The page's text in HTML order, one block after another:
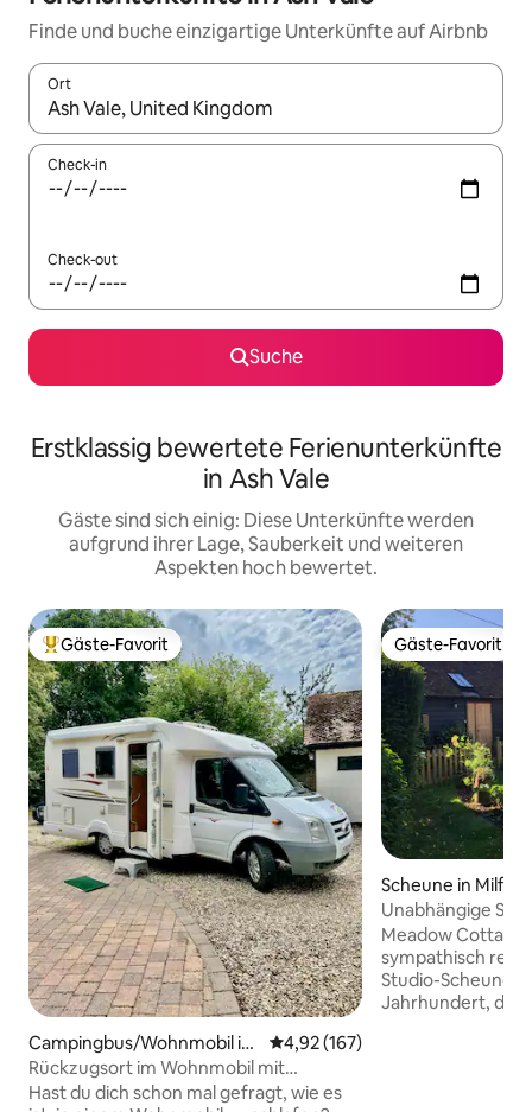
Finde und buche einzigartige Unterkünfte auf Airbnb
Ort
Wenn Ergebnisse verfügbar sind, navigiere mit den
Check-in
Check-out
Suche
Erstklassig bewertete Ferienunterkünfte
in Ash Vale
Gäste sind sich einig: Diese Unterkünfte werden
aufgrund ihrer Lage, Sauberkeit und weiteren
Aspekten hoch bewertet.
Beliebter Gäste-Favorit.
Gäste-Favorit
Campingbus/Wohnmobil in
Ash
Durchschnittliche Bewertung:
4,92 (167)
Rückzugsort im Wohnmobil mit
Klimaanlage in Surrey
Hast du dich schon mal gefragt, wie es
Gäste-Favorit
Gäste-Favorit
Scheune in
Unabhängige
Jahrhundert in
Meadow Cottage
sympathisch
Studio-Scheune
Jahrhundert, die